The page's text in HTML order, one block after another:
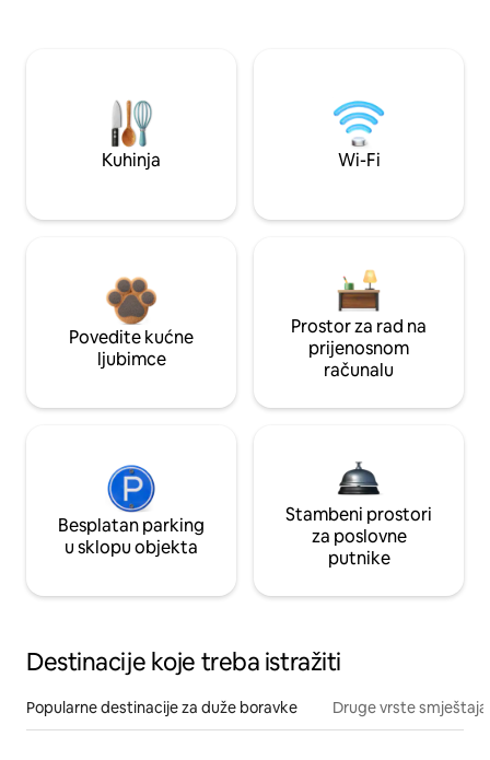
Kuhinja Wi-Fi
Povedite kućne
ljubimce
Prostor za rad na
prijenosnom
računalu
Besplatan parking
u sklopu objekta
Stambeni prostori
za poslovne
putnike
Destinacije koje treba istražiti
Popularne destinacije za duže boravke Druge vrste smještaja